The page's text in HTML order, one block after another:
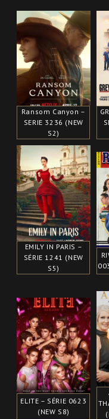
Ransom Canyon –
SERIE 3236 (NEW
S2)
EMILY IN PARIS –
SÉRIE 1241 (NEW
S5)
ELITE – SÉRIE 0623
(NEW S8)